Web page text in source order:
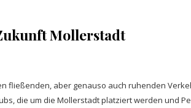
Mollerstadt
fließenden, aber genauso auch ruhenden
die um die Mollerstadt platziert werden und